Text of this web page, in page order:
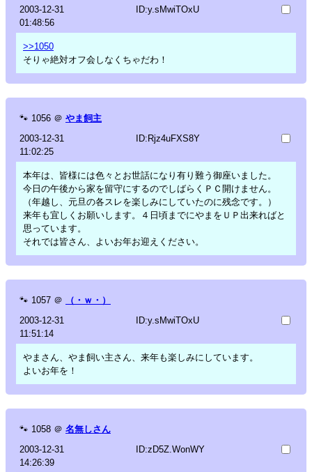
2003-12-31
01:48:56
ID:y.sMwiTOxU
>>1050
そりゃ絶対オフ会しなくちゃだわ！
🐾 1056 ＠ やま飼主
2003-12-31
11:02:25
ID:Rjz4uFXS8Y
本年は、皆様には色々とお世話になり有り難う御座いました。
今日の午後から家を留守にするのでしばらくＰＣ開けません。
（年越し、元旦の各スレを楽しみにしていたのに残念です。）
来年も宜しくお願いします。４日頃までにやまをＵＰ出来ればと
思っています。
それでは皆さん、よいお年お迎えください。
🐾 1057 ＠
（・ｗ・）
2003-12-31
11:51:14
ID:y.sMwiTOxU
やまさん、やま飼い主さん、来年も楽しみにしています。
よいお年を！
🐾 1058 ＠ 名無しさん
2003-12-31
14:26:39
ID:zD5Z.WonWY